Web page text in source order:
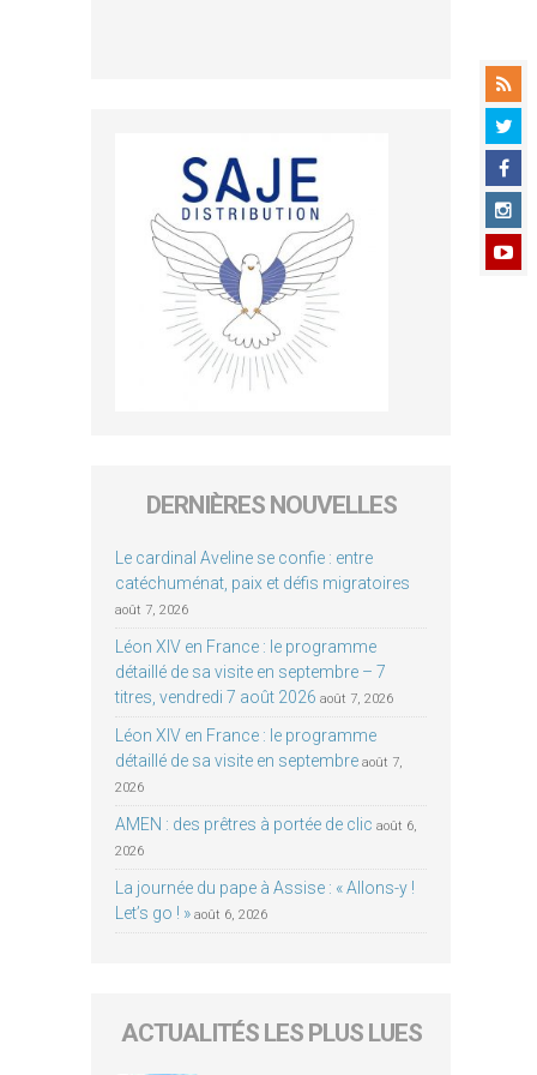
DERNIÈRES NOUVELLES
Le cardinal Aveline se confie : entre
catéchuménat, paix et défis migratoires
août 7, 2026
Léon XIV en France : le programme
détaillé de sa visite en septembre – 7
titres, vendredi 7 août 2026 août 7, 2026
Léon XIV en France : le programme
détaillé de sa visite en septembre août 7,
2026
AMEN : des prêtres à portée de clic août 6,
2026
La journée du pape à Assise : « Allons-y !
Let’s go ! » août 6, 2026
ACTUALITÉS LES PLUS LUES